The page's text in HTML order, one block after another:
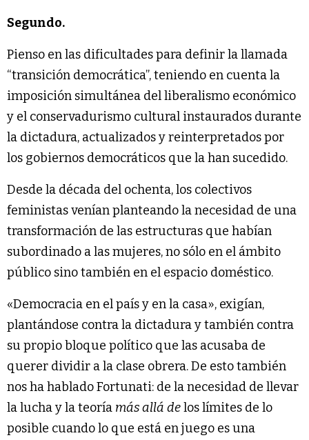
Segundo.
Pienso en las dificultades para definir la llamada
“transición democrática”, teniendo en cuenta la
imposición simultánea del liberalismo económico
y el conservadurismo cultural instaurados durante
la dictadura, actualizados y reinterpretados por
los gobiernos democráticos que la han sucedido.
Desde la década del ochenta, los colectivos
feministas venían planteando la necesidad de una
transformación de las estructuras que habían
subordinado a las mujeres, no sólo en el ámbito
público sino también en el espacio doméstico.
«Democracia en el país y en la casa», exigían,
plantándose contra la dictadura y también contra
su propio bloque político que las acusaba de
querer dividir a la clase obrera. De esto también
nos ha hablado Fortunati: de la necesidad de llevar
la lucha y la teoría más allá delos límites de lo
posible cuando lo que está en juego es una